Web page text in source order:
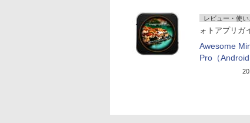
レビュー・使い
ォトアプリガ
Awesome
Pro（Android